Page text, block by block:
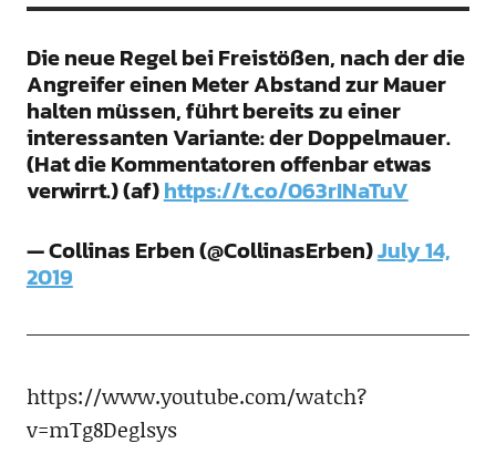
Die neue Regel bei Freistößen, nach der die
Angreifer einen Meter Abstand zur Mauer
halten müssen, führt bereits zu einer
interessanten Variante: der Doppelmauer.
(Hat die Kommentatoren offenbar etwas
verwirrt.) (af)https://t.co/063rINaTuV
— Collinas Erben (@CollinasErben)July 14,
2019
https://www.youtube.com/watch?
v=mTg8Deglsys